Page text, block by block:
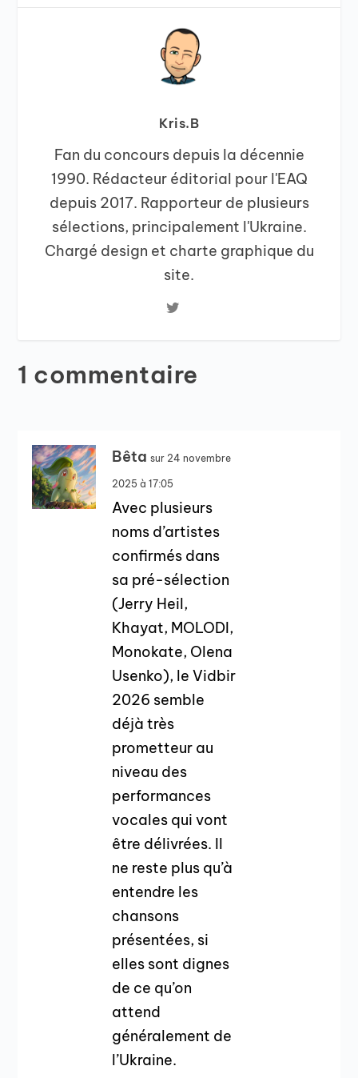
Kris.B
Fan du concours depuis la décennie
1990. Rédacteur éditorial pour l'EAQ
depuis 2017. Rapporteur de plusieurs
sélections, principalement l'Ukraine.
Chargé design et charte graphique du
site.
1 commentaire
Bêta sur 24 novembre
2025 à 17:05
Avec plusieurs
noms d’artistes
confirmés dans
sa pré-sélection
(Jerry Heil,
Khayat, MOLODI,
Monokate, Olena
Usenko), le Vidbir
2026 semble
déjà très
prometteur au
niveau des
performances
vocales qui vont
être délivrées. Il
ne reste plus qu’à
entendre les
chansons
présentées, si
elles sont dignes
de ce qu’on
attend
généralement de
l’Ukraine.